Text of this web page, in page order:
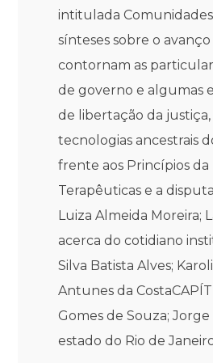
intitulada Comunidades
sínteses sobre o
contornam as
de governo e algumas
de libertação da justiça,
tecnologias ancestrais
frente aos Princípios da
Terapêuticas e a
Luiza Almeida Moreira;
acerca do cotidiano
Silva Batista Alves;
Antunes da
Gomes de Souza;
estado do Rio de